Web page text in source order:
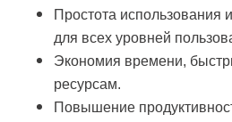
Простота использования
для всех уровней
Экономия времени,
ресурсам.
Повышение